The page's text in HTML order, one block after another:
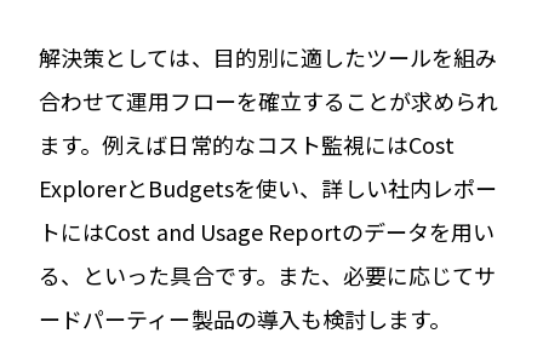
解決策としては、目的別に適したツールを組み
合わせて運用フローを確立することが求められ
ます。例えば日常的なコスト監視にはCost
ExplorerとBudgetsを使い、詳しい社内レポー
トにはCost and Usage Reportのデータを用い
る、といった具合です。また、必要に応じてサ
ードパーティー製品の導入も検討します。